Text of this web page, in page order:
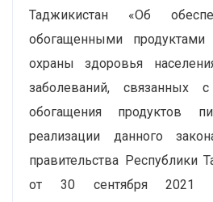
Таджикистан «Об
обогащенными
охраны здоровья
заболеваний, связанных
обогащения продуктов
реализации данного
правительства Республики
от 30 сентября 2021